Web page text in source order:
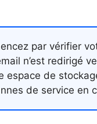
par vérifier
n’est redirigé
de
de service en